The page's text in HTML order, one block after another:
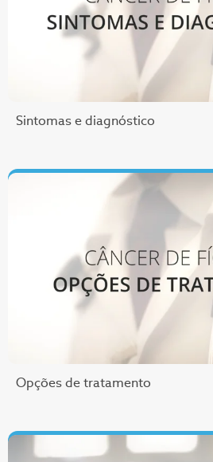
Sintomas e diagnóstico
Opções de tratamento